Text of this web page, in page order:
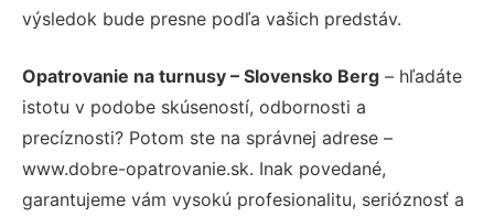
výsledok bude presne podľa vašich predstáv.
Opatrovanie na turnusy – Slovensko Berg – hľadáte
istotu v podobe skúseností, odbornosti a
precíznosti? Potom ste na správnej adrese –
www.dobre-opatrovanie.sk. Inak povedané,
garantujeme vám vysokú profesionalitu, serióznosť a